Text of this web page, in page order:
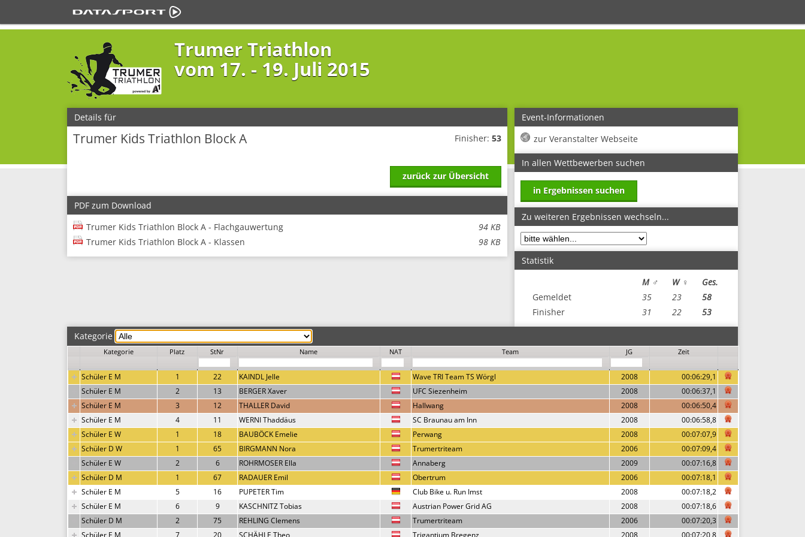
Trumer Triathlon
vom 17. - 19. Juli 2015
Details für
Trumer Kids Triathlon Block A Finisher: 53
zurück zur Übersicht
PDF zum Download
Trumer Kids Triathlon Block A - Flachgauwertung
94 KB
Trumer Kids Triathlon Block A - Klassen
98 KB
Event-Informationen
zur Veranstalter Webseite
In allen Wettbewerben suchen
in Ergebnissen suchen
Zu weiteren Ergebnissen wechseln...
Statistik
Ges.
W ♀
M ♂
Gemeldet
58
23
35
Finisher
53
22
31
Kategorie
Kategorie Platz StNr Name NAT Team JG Zeit
Schüler E M 1 22 KAINDL Jelle Wave TRI Team TS Wörgl 2008
00:06:29,1
Schüler E M
2 13 BERGER Xaver UFC Siezenheim 2008
00:06:37,1
Schüler E M
3 12 THALLER David Hallwang 2008
00:06:50,4
Schüler E M
4 11 WERNI Thaddäus SC Braunau am Inn 2008
00:06:58,8
Schüler E W
1 18 BAUBÖCK Emelie Perwang 2008
00:07:07,9
Schüler D W
1 65 BIRGMANN Nora Trumertriteam 2006
00:07:09,4
Schüler E W
2 6 ROHRMOSER Ella Annaberg 2009
00:07:16,8
Schüler D M
1 67 RADAUER Emil Obertrum 2006
00:07:18,1
Schüler E M
5 16 PUPETER Tim Club Bike u. Run Imst 2008
00:07:18,2
Schüler E M
6 9 KASCHNITZ Tobias Austrian Power Grid AG 2008
00:07:18,6
Schüler D M
2 75 REHLING Clemens Trumertriteam 2006
00:07:20,3
Schüler E M
7 20 SCHÄHLE Theo Trigantium Bregenz 2008 00:07:20,8